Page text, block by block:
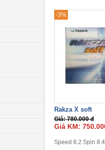
-3%
Rakza X soft
Giá: 780.000 đ
Giá KM:
Speed 8.2 Spin